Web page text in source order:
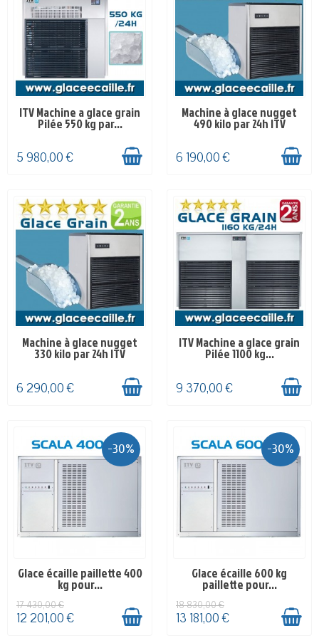
SUR COMMANDE 4-8
SEMAINES
ITV Machine a glace grain
Pilée 550 kg par...
5 980,00 €
EN STOCK
Machine à glace nugget
490 kilo par 24h ITV
6 190,00 €
EN STOCK
Machine à glace nugget
330 kilo par 24h ITV
6 290,00 €
EN STOCK
ITV Machine a glace grain
Pilée 1100 kg...
9 370,00 €
-30%
EN STOCK
Glace écaille paillette 400
kg pour...
17 430,00 €
12 201,00 €
-30%
SUR COMMANDE - 4-5
SEMAINES
Glace écaille 600 kg
paillette pour...
18 830,00 €
13 181,00 €